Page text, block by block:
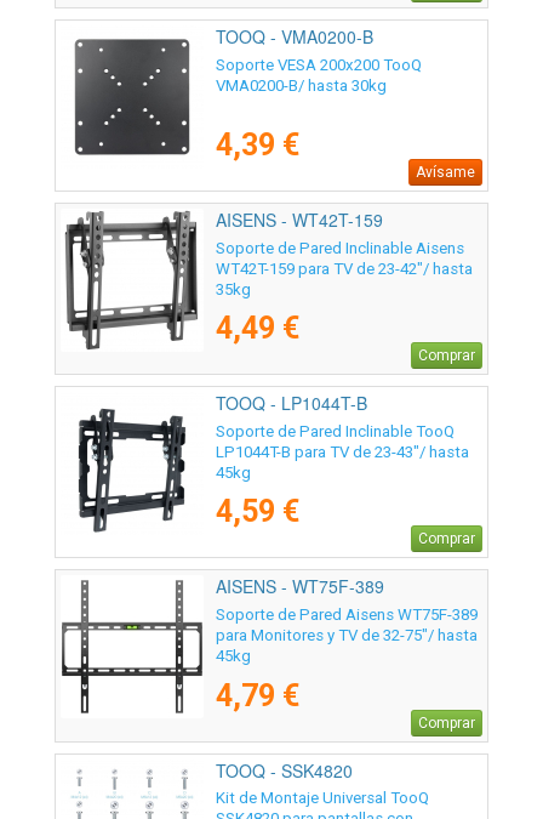
TOOQ - VMA0200-B
Soporte VESA 200x200 TooQ
VMA0200-B/ hasta 30kg
4,39 €
Avísame
AISENS - WT42T-159
Soporte de Pared Inclinable Aisens
WT42T-159 para TV de 23-42"/ hasta
35kg
4,49 €
Comprar
TOOQ - LP1044T-B
Soporte de Pared Inclinable TooQ
LP1044T-B para TV de 23-43"/ hasta
45kg
4,59 €
Comprar
AISENS - WT75F-389
Soporte de Pared Aisens WT75F-389
para Monitores y TV de 32-75"/ hasta
45kg
4,79 €
Comprar
TOOQ - SSK4820
Kit de Montaje Universal TooQ